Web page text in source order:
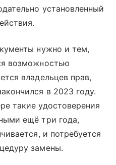
установленный
нужно и тем,
возможностью
владельцев прав,
в 2023 году.
такие удостоверения
ещё три года,
и потребуется
замены.